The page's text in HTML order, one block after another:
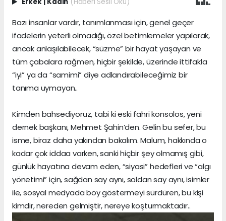
Erkek Kadın (Haberi Sesli Oku)
Bazı insanlar vardır, tanımlanması için, genel geçer
ifadelerin yeterli olmadığı, özel betimlemeler yapılarak,
ancak anlaşılabilecek, “süzme” bir hayat yaşayan ve
tüm çabalara rağmen, hiçbir şekilde, üzerinde ittifakla
“iyi” ya da “samimi” diye adlandırabileceğimiz bir
tanıma uymayan..
Kimden bahsediyoruz, tabi ki eski fahri konsolos, yeni
dernek başkanı, Mehmet Şahin’den. Gelin bu sefer, bu
isme, biraz daha yakından bakalım. Malum, hakkında o
kadar çok iddaa varken, sanki hiçbir şey olmamış gibi,
günlük hayatına devam eden, “siyasi” hedefleri ve “algı
yönetimi” için, sağdan say aynı, soldan say aynı, isimler
ile, sosyal medyada boy göstermeyi sürdüren, bu kişi
kimdir, nereden gelmiştir, nereye koşturmaktadır..